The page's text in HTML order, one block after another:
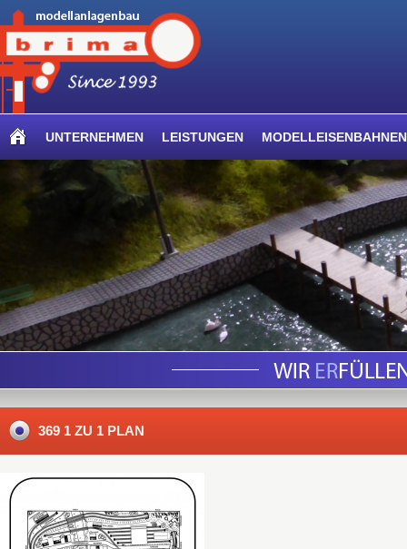
UNTERNEHMEN LEISTUNGEN MODELLEISENBAHNEN
369 1 ZU 1 PLAN